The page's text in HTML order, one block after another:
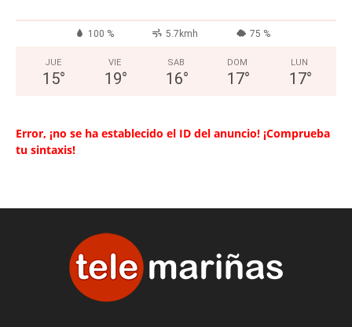
100 % 5.7kmh 75 %
JUE
15°
VIE
19°
SAB
16°
DOM
17°
LUN
17°
Error, ¡no se ha establecido el ID del anuncio! ¡Comprueba
tu sintaxis!